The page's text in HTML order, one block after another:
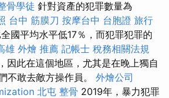
骨學徒 針對資產的犯罪數量為
台中 筋膜刀 按摩台中 台胞證 旅行
國平均水平低17％，而犯罪犯罪的
雄 外燴 推薦 記帳士 稅務相關法規
因此在這個地區，尤其是在晚上獨自
不敢去敵方操作員。 外燴公司
北屯 整骨 2019年，暴力犯罪